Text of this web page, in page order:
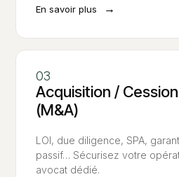
En savoir plus →
Acquisition /
(M&A)
LOI, due diligence, SPA,
passif… Sécurisez votre
avocat dédié.